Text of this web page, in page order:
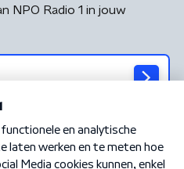
NPO Radio 1 in jouw